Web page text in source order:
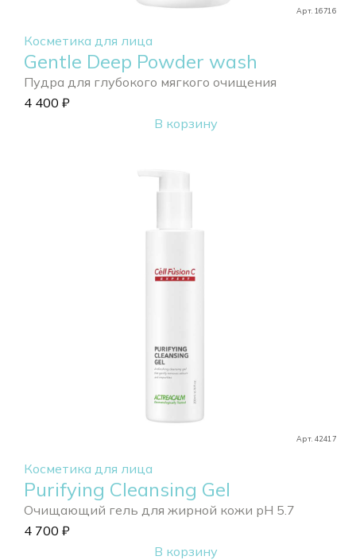
Арт. 16716
Косметика для лица
Gentle Deep Powder wash
Пудра для глубокого мягкого очищения
4 400 ₽
В корзину
Арт. 42417
Косметика для лица
Purifying Cleansing Gel
Очищающий гель для жирной кожи pH 5.7
4 700 ₽
В корзину